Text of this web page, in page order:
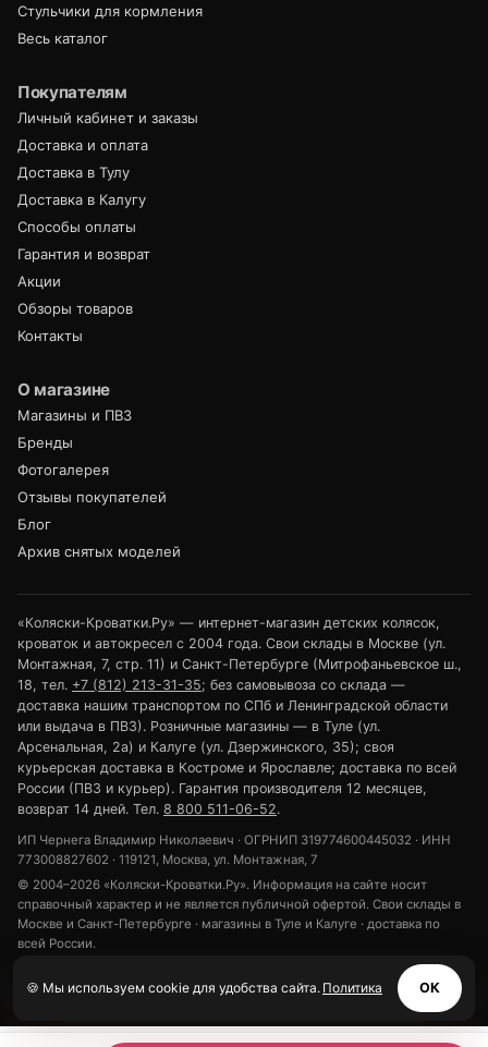
🍪 Мы используем cookie для удобства сайта. Политика ОК
Стульчики для кормления
Весь каталог
Покупателям
Личный кабинет и заказы
Доставка и оплата
Доставка в Тулу
Доставка в Калугу
Способы оплаты
Гарантия и возврат
Акции
Обзоры товаров
Контакты
О магазине
Магазины и ПВЗ
Бренды
Фотогалерея
Отзывы покупателей
Блог
Архив снятых моделей
«Коляски-Кроватки.Ру» — интернет-магазин детских колясок,
кроваток и автокресел с 2004 года. Свои склады в Москве (ул.
Монтажная, 7, стр. 11) и Санкт-Петербурге (Митрофаньевское ш.,
18, тел. +7 (812) 213-31-35; без самовывоза со склада —
доставка нашим транспортом по СПб и Ленинградской области
или выдача в ПВЗ). Розничные магазины — в Туле (ул.
Арсенальная, 2а) и Калуге (ул. Дзержинского, 35); своя
курьерская доставка в Костроме и Ярославле; доставка по всей
России (ПВЗ и курьер). Гарантия производителя 12 месяцев,
возврат 14 дней. Тел. 8 800 511-06-52.
ИП Чернега Владимир Николаевич · ОГРНИП 319774600445032 · ИНН
773008827602 · 119121, Москва, ул. Монтажная, 7
© 2004–2026 «Коляски-Кроватки.Ру». Информация на сайте носит
справочный характер и не является публичной офертой. Свои склады в
Москве и Санкт-Петербурге · магазины в Туле и Калуге · доставка по
всей России.
Обработка персональных данных
Использование cookie